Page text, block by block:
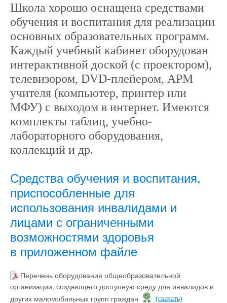
Школа хорошо оснащена средствами
обучения и воспитания для реализации
основных образовательных программ.
Каждый учебный кабинет оборудован
интерактивной доской (с проектором),
телевизором, DVD-плейером, АРМ
учителя (компьютер, принтер или
МФУ) с выходом в интернет. Имеются
комплекты таблиц, учебно-
лабораторного оборудования,
коллекций и др.
Средства обучения и воспитания,
приспособленные для
использования инвалидами и
лицами с ограниченными
возможностями здоровья
в приложенном файле
Перечень оборудования общеобразовательной
организации, создающего доступную среду для инвалидов и
других маломобильных групп граждан
(скачать)